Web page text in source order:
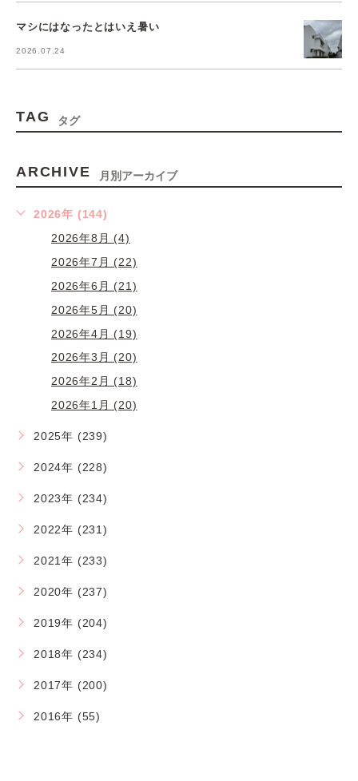
マシにはなったとはいえ暑い
2026.07.24
TAG タグ
ARCHIVE 月別アーカイブ
2026年 (144)
2026年8月 (4)
2026年7月 (22)
2026年6月 (21)
2026年5月 (20)
2026年4月 (19)
2026年3月 (20)
2026年2月 (18)
2026年1月 (20)
2025年 (239)
2024年 (228)
2023年 (234)
2022年 (231)
2021年 (233)
2020年 (237)
2019年 (204)
2018年 (234)
2017年 (200)
2016年 (55)